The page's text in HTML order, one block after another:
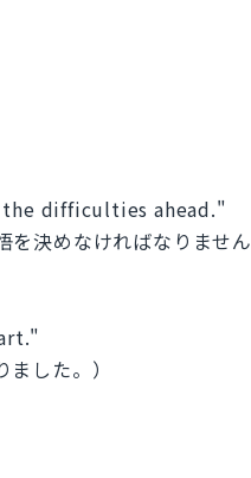
difficulties ahead."
を決めなければなりません
した。）